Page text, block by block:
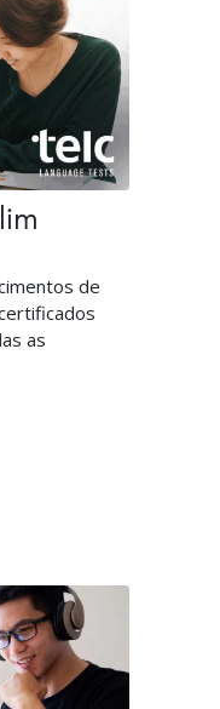
de
as